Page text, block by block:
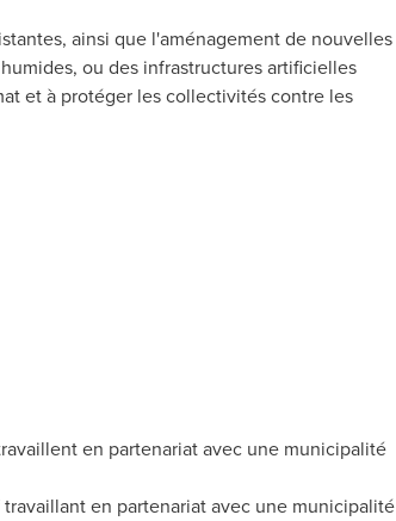
ainsi que l'aménagement de nouvelles
ou des infrastructures artificielles
et à protéger les collectivités contre les
en partenariat avec une municipalité
en partenariat avec une municipalité